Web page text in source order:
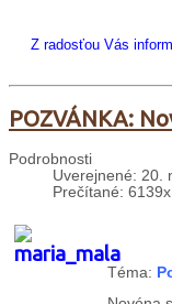
Z radosťou Vás
POZVÁNKA:
Podrobnosti
Uverejnené: 20.
Prečítané: 6139x
Téma: